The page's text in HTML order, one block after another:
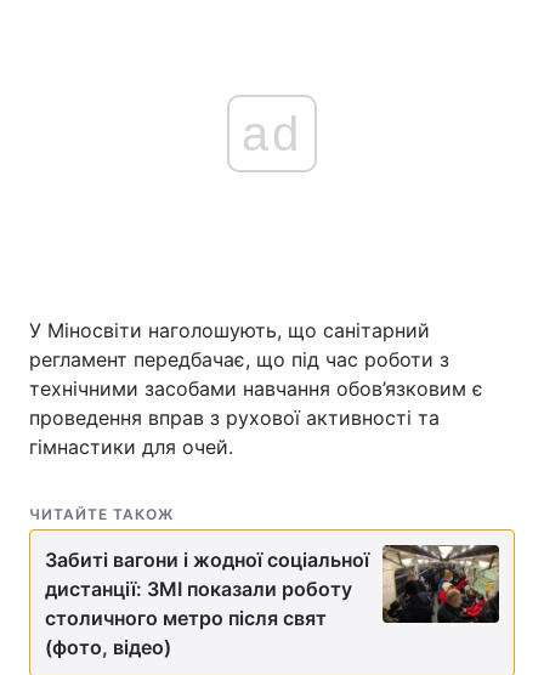
ad
У Міносвіти наголошують, що санітарний
регламент передбачає, що під час роботи з
технічними засобами навчання обов’язковим є
проведення вправ з рухової активності та
гімнастики для очей.
ЧИТАЙТЕ ТАКОЖ
Забиті вагони і жодної соціальної
дистанції: ЗМІ показали роботу
столичного метро після свят
(фото, відео)